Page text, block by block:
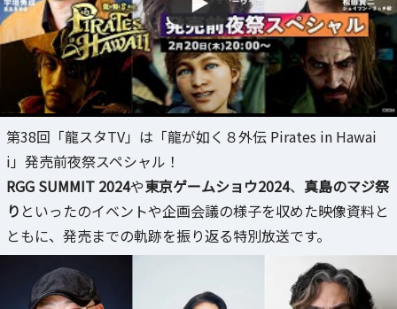
第38回「龍スタTV」は「龍が如く８外伝 Pirates in Hawai
i」発売前夜祭スペシャル！
RGG SUMMIT 2024や東京ゲームショウ2024、 真島のマジ祭
り といったのイベントや企画会議の様子を収めた映像資料と
ともに、発売までの軌跡を振り返る特別放送です。